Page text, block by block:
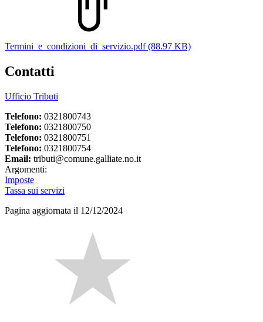
Termini_e_condizioni_di_servizio.pdf (88.97 KB)
Contatti
Ufficio Tributi
Telefono: 0321800743
Telefono: 0321800750
Telefono: 0321800751
Telefono: 0321800754
Email: tributi@comune.galliate.no.it
Argomenti:
Imposte
Tassa sui servizi
Pagina aggiornata il 12/12/2024